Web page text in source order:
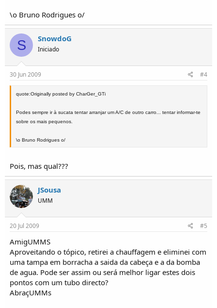
\o Bruno Rodrigues o/
S SnowdoG
Iniciado
30 Jun 2009 #4
quote:Originally posted by CharGer_GTi
Podes sempre ir à sucata tentar arranjar um A/C de outro carro... tentar informar-te
sobre os mais pequenos.
\o Bruno Rodrigues o/
Pois, mas qual???
JSousa
UMM
20 Jul 2009 #5
AmigUMMS
Aproveitando o tópico, retirei a chauffagem e eliminei com
uma tampa em borracha a saida da cabeça e a da bomba
de agua. Pode ser assim ou será melhor ligar estes dois
pontos com um tubo directo?
AbraçUMMs